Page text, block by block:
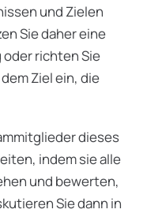
und Zielen
Sie daher eine
richten Sie
Ziel ein, die
dieses
indem sie alle
und bewerten,
Sie dann in